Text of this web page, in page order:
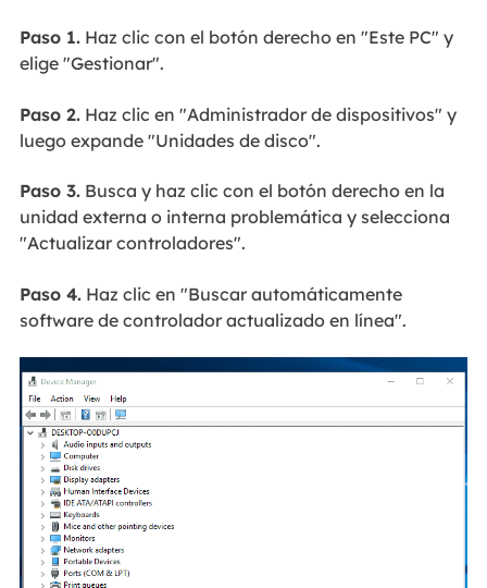
Paso 1.Haz clic con el botón derecho en "Este PC" y
elige "Gestionar".
Paso 2.Haz clic en "Administrador de dispositivos" y
luego expande "Unidades de disco".
Paso 3.Busca y haz clic con el botón derecho en la
unidad externa o interna problemática y selecciona
"Actualizar controladores".
Paso 4.Haz clic en "Buscar automáticamente
software de controlador actualizado en línea".